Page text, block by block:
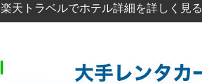
楽天トラベルでホテル詳細を詳しく見る